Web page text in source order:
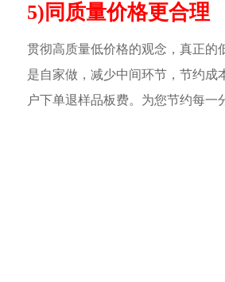
5)同质量价格更合理
贯彻高质量低价格的观念，真正的
是自家做，减少中间环节，节约成
户下单退样品板费。为您节约每一